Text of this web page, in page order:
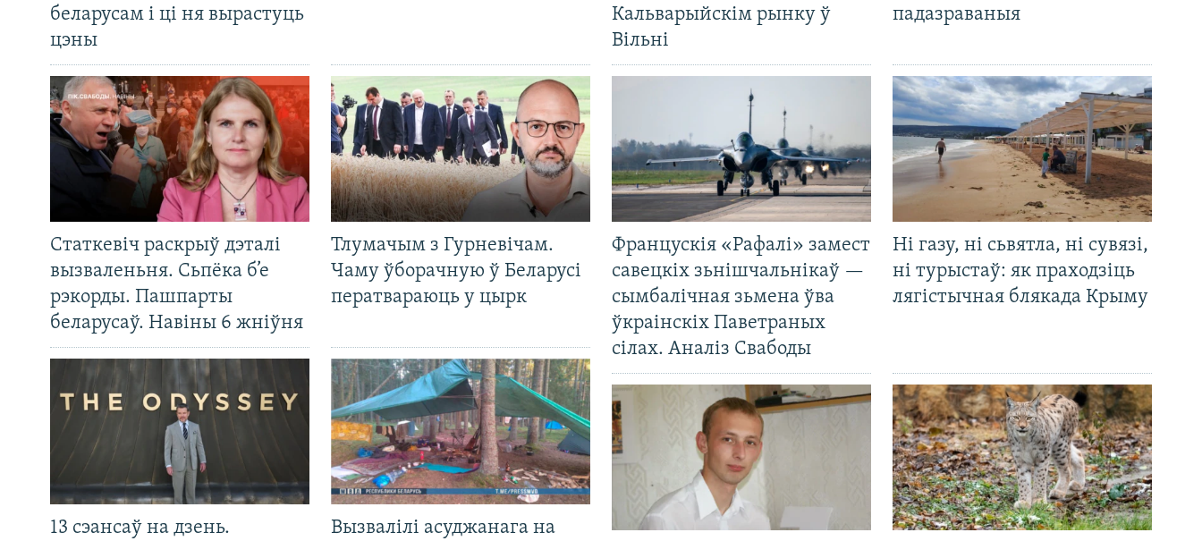
беларусам і ці ня вырастуць
цэны
Статкевіч раскрыў дэталі
вызваленьня. Сьпёка б’е
рэкорды. Пашпарты
беларусаў. Навіны 6 жніўня
Тлумачым з Гурневічам.
Чаму ўборачную ў Беларусі
ператвараюць у цырк
13 сэансаў на дзень. Вызвалілі асуджанага на
Кальварыйскім рынку ў
Вільні
падазраваныя
Францускія «Рафалі» замест
савецкіх зьнішчальнікаў —
сымбалічная зьмена ўва
ўкраінскіх Паветраных
сілах. Аналіз Свабоды
Ні газу, ні сьвятла, ні сувязі,
ні турыстаў: як праходзіць
лягістычная блякада Крыму